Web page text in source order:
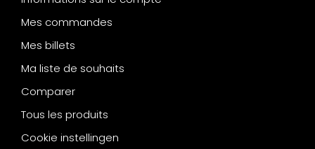
Mes commandes
Mes billets
Ma liste de souhaits
Comparer
Tous les produits
Cookie instellingen